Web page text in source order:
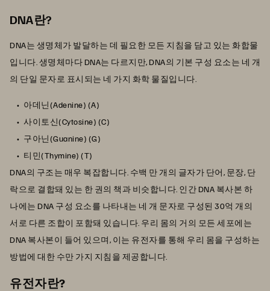
DNA란?
DNA는 생명체가 발달하는 데 필요한 모든 지침을 담고 있는 화합물
입니다. 생명체마다 DNA는 다르지만, DNA의 기본 구성 요소는 네 개
의 단일 문자로 표시되는 네 가지 화학 물질입니다.
아데닌(Adenine) (A)
사이토신(Cytosine) (C)
구아닌(Guanine) (G)
티민(Thymine) (T)
DNA의 구조는 매우 복잡합니다. 수백 만 개의 글자가 단어, 문장, 단
락으로 결합돼 있는 한 권의 책과 비슷합니다. 인간 DNA 복사본 하
나에는 DNA 구성 요소를 나타내는 네 개 문자로 구성된 30억 개의
서로 다른 조합이 포함돼 있습니다. 우리 몸의 거의 모든 세포에는
DNA 복사본이 들어 있으며, 이는 유전자를 통해 우리 몸을 구성하는
방법에 대한 수만 가지 지침을 제공합니다.
유전자란?